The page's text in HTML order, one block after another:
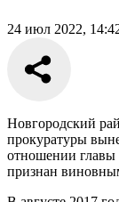
24 июл 2022,
Новгородский
прокуратуры
отношении главы
признан